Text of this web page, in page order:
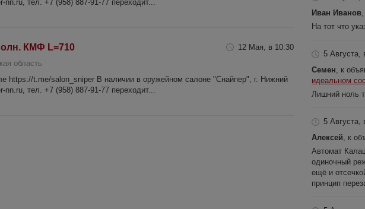
тел. +7 (958) 887-91-77 переходит...
КМФ L=710
12 Мая, в 10:30
область
https://t.me/salon_sniper В наличии в оружейном салоне "Снайпер", г. Нижний
тел. +7 (958) 887-91-77 переходит...
Иван Иванов
На тот что
5 Августа,
Семен , к
идеальном
Лишний ноль
5 Августа,
Алексей , к
Автомат
одиночный
ещё и
принцип